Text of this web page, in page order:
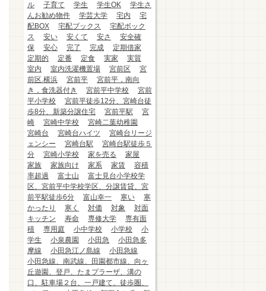
ル
子育て 学生 学生OK
学生さ
んお勧め物件
学芸大学 宅内
宅
配BOX
宅配ブックス
宅配ボック
ス
安い 安くて 安さ
安全確
保
安心 完了 完成
定期借家
定期的
定番 定食 実家
実質
室内
室内洗濯機置場 宮前区
宮
前区.横浜
宮前平
宮前平，南向
き，食洗器付き
宮前平中学校
宮前
平小学校
宮前平徒歩12分、宮崎台徒
歩8分、新築分譲住宅
宮前平駅
宮
崎
宮崎中学校
宮崎二葉幼稚園
宮崎台
宮崎台ハイツ
宮崎台リージ
ェンシー
宮崎台駅
宮崎台駅徒歩５
分
宮崎小学校 家を売る
家屋
家族
家族向け 家系 家賃
容積
率超過
富士山
富士見台小学校学
区、宮前平中学校学区、分譲賃貸、宮
前平駅徒歩6分
富山幸一 寒い
寒
かったり
寒く 対価 対象
対面
キッチン
寿命 専修大学
専有面
積
専用庭 小中学校 小学校
小
学生
小泉農園 小田急
小田急多
摩線
小田急江ノ島線
小田急線
小田急線、南武線、田園都市線、向ヶ
丘遊園、登戸、たまプラーザ、溝の
口、駐車場２台、一戸建て、徒歩圏、